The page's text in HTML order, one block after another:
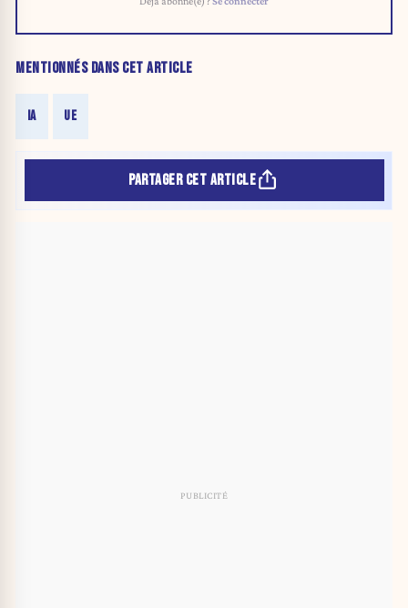
MENTIONNÉS DANS CET ARTICLE
IA UE
PARTAGER CET ARTICLE